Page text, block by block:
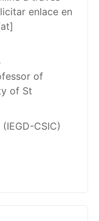
enlace en
of
of St
(IEGD-CSIC)